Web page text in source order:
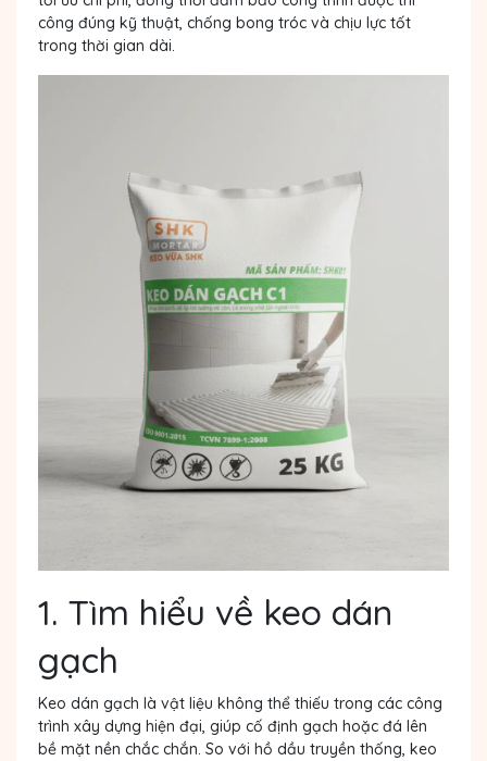
công đúng kỹ thuật, chống bong tróc và chịu lực tốt
trong thời gian dài.
1. Tìm hiểu về keo dán
gạch
Keo dán gạch là vật liệu không thể thiếu trong các công
trình xây dựng hiện đại, giúp cố định gạch hoặc đá lên
bề mặt nền chắc chắn. So với hồ dầu truyền thống, keo